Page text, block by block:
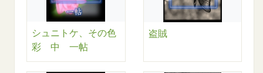
シュニトケ、その色
彩 中 一帖
盗賊